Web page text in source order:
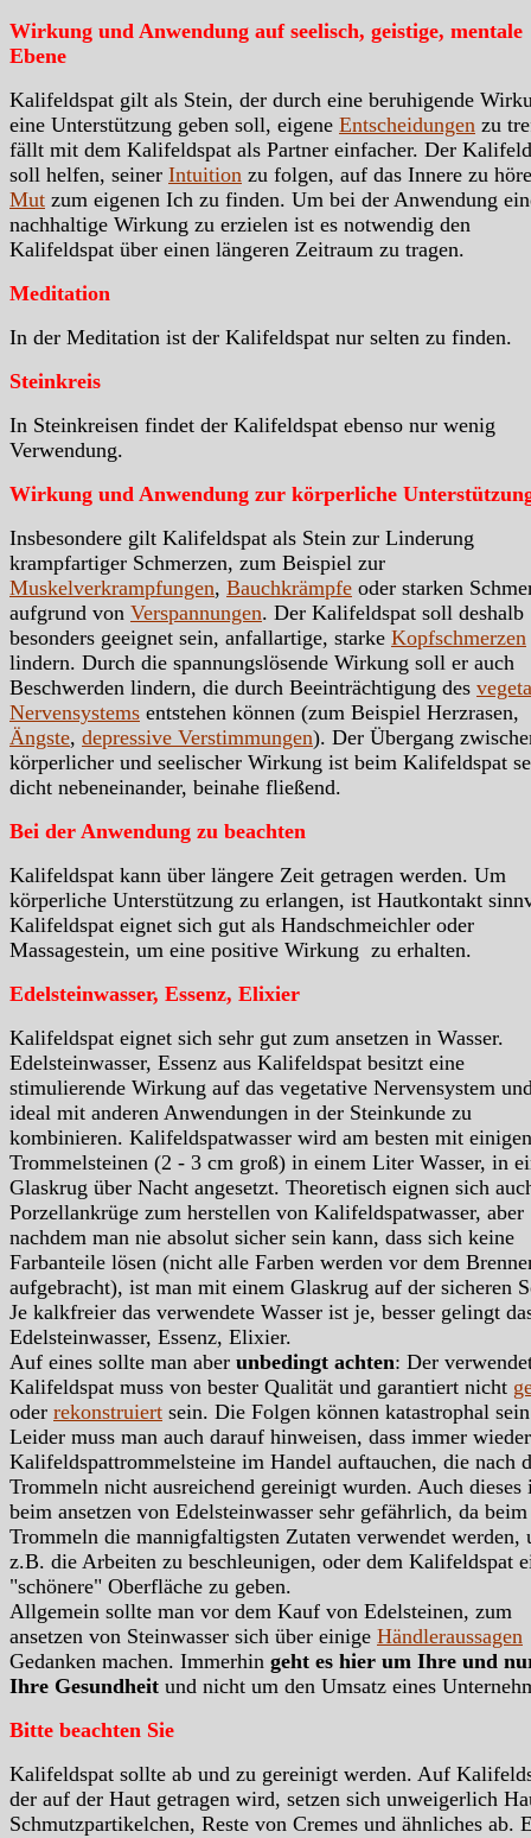
Wirkung und Anwendung auf seelisch, geistige, mentale
Ebene
Kalifeldspat gilt als Stein, der durch eine beruhigende
eine Unterstützung geben soll, eigene Entscheidungen zu
fällt mit dem Kalifeldspat als Partner einfacher. Der
soll helfen, seiner Intuition zu folgen, auf das Innere zu
Mut zum eigenen Ich zu finden. Um bei der Anwendung
nachhaltige Wirkung zu erzielen ist es notwendig den
Kalifeldspat über einen längeren Zeitraum zu tragen.
Meditation
In der Meditation ist der Kalifeldspat nur selten zu finden.
Steinkreis
In Steinkreisen findet der Kalifeldspat ebenso nur wenig
Verwendung.
Wirkung und Anwendung zur körperliche
Insbesondere gilt Kalifeldspat als Stein zur Linderung
krampfartiger Schmerzen, zum Beispiel zur
Muskelverkrampfungen, Bauchkrämpfe oder starken
aufgrund von Verspannungen. Der Kalifeldspat soll deshalb
besonders geeignet sein, anfallartige, starke Kopfschmerzen
lindern. Durch die spannungslösende Wirkung soll er auch
Beschwerden lindern, die durch Beeinträchtigung des
Nervensystems entstehen können (zum Beispiel Herzrasen,
Ängste, depressive Verstimmungen). Der Übergang
körperlicher und seelischer Wirkung ist beim Kalifeldspat
dicht nebeneinander, beinahe fließend.
Bei der Anwendung zu beachten
Kalifeldspat kann über längere Zeit getragen werden. Um
körperliche Unterstützung zu erlangen, ist Hautkontakt
Kalifeldspat eignet sich gut als Handschmeichler oder
Massagestein, um eine positive Wirkung zu erhalten.
Edelsteinwasser, Essenz, Elixier
Kalifeldspat eignet sich sehr gut zum ansetzen in Wasser.
Edelsteinwasser, Essenz aus Kalifeldspat besitzt eine
stimulierende Wirkung auf das vegetative Nervensystem
ideal mit anderen Anwendungen in der Steinkunde zu
kombinieren. Kalifeldspatwasser wird am besten mit einigen
Trommelsteinen (2 - 3 cm groß) in einem Liter Wasser, in
Glaskrug über Nacht angesetzt. Theoretisch eignen sich
Porzellankrüge zum herstellen von Kalifeldspatwasser, aber
nachdem man nie absolut sicher sein kann, dass sich keine
Farbanteile lösen (nicht alle Farben werden vor dem
aufgebracht), ist man mit einem Glaskrug auf der sicheren
Je kalkfreier das verwendete Wasser ist je, besser gelingt
Edelsteinwasser, Essenz, Elixier.
Auf eines sollte man aber unbedingt achten: Der
Kalifeldspat muss von bester Qualität und garantiert nicht
oder rekonstruiert sein. Die Folgen können katastrophal
Leider muss man auch darauf hinweisen, dass immer wieder
Kalifeldspattrommelsteine im Handel auftauchen, die nach
Trommeln nicht ausreichend gereinigt wurden. Auch dieses
beim ansetzen von Edelsteinwasser sehr gefährlich, da beim
Trommeln die mannigfaltigsten Zutaten verwendet werden,
z.B. die Arbeiten zu beschleunigen, oder dem Kalifeldspat
"schönere" Oberfläche zu geben.
Allgemein sollte man vor dem Kauf von Edelsteinen, zum
ansetzen von Steinwasser sich über einige Händleraussagen
Gedanken machen. Immerhin geht es hier um Ihre und
Ihre Gesundheit und nicht um den Umsatz eines
Bitte beachten Sie
Kalifeldspat sollte ab und zu gereinigt werden. Auf
der auf der Haut getragen wird, setzen sich unweigerlich
Schmutzpartikelchen, Reste von Cremes und ähnliches ab.